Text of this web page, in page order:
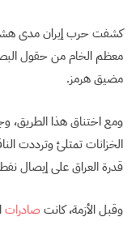
كشفت حرب إيران مدى
معظم الخام من حقول
مضيق هرمز.
ومع اختناق هذا الطريق،
الخزانات تمتلئ وترددت
قدرة العراق على إيصال
وقبل الأزمة، كانت صادرات